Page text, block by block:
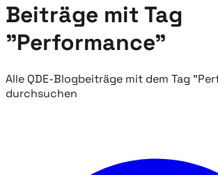
Beiträge mit Tag
"Performance"
Alle QDE-Blogbeiträge mit dem Tag
durchsuchen